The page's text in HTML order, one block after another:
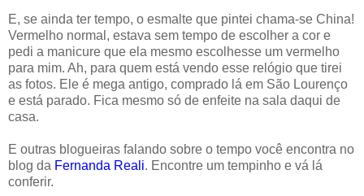
E, se ainda ter tempo, o esmalte que pintei chama-se China!
Vermelho normal, estava sem tempo de escolher a cor e
pedi a manicure que ela mesmo escolhesse um vermelho
para mim. Ah, para quem está vendo esse relógio que tirei
as fotos. Ele é mega antigo, comprado lá em São Lourenço
e está parado. Fica mesmo só de enfeite na sala daqui de
casa.
E outras blogueiras falando sobre o tempo você encontra no
blog da Fernanda Reali. Encontre um tempinho e vá lá
conferir.